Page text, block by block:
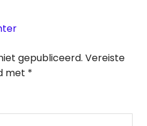
gepubliceerd. Vereiste
met *